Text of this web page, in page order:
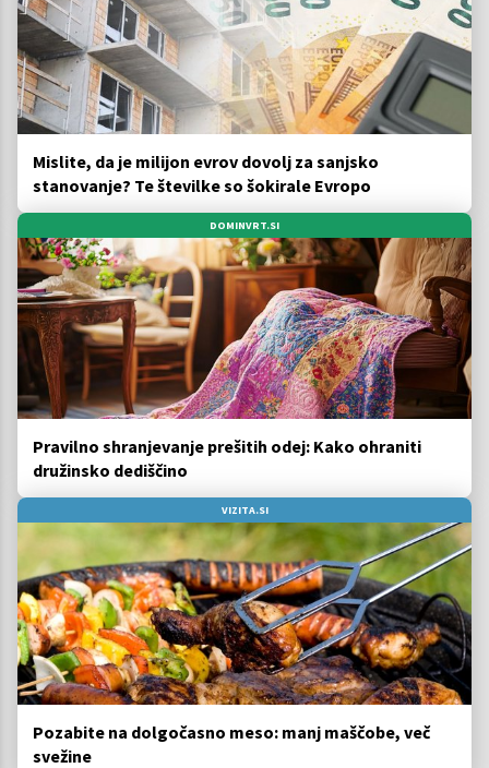
Mislite, da je milijon evrov dovolj za sanjsko
stanovanje? Te številke so šokirale Evropo
DOMINVRT.SI
Pravilno shranjevanje prešitih odej: Kako ohraniti
družinsko dediščino
VIZITA.SI
Pozabite na dolgočasno meso: manj maščobe, več
svežine